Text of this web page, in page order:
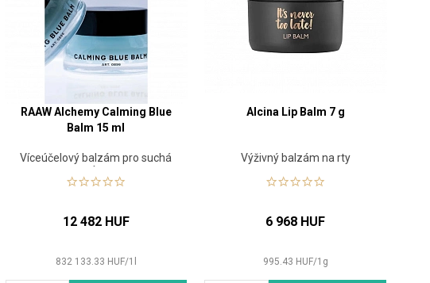
RAAW Alchemy Calming Blue
Balm 15 ml
Víceúčelový balzám pro suchá
místa
12 482 HUF
832 133.33 HUF/1
Alcina Lip Balm 7 g
Výživný balzám na rty
6 968 HUF
995.43 HUF/1 g